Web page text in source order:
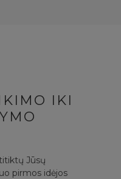
IKI
Jūsų
pirmos idėjos